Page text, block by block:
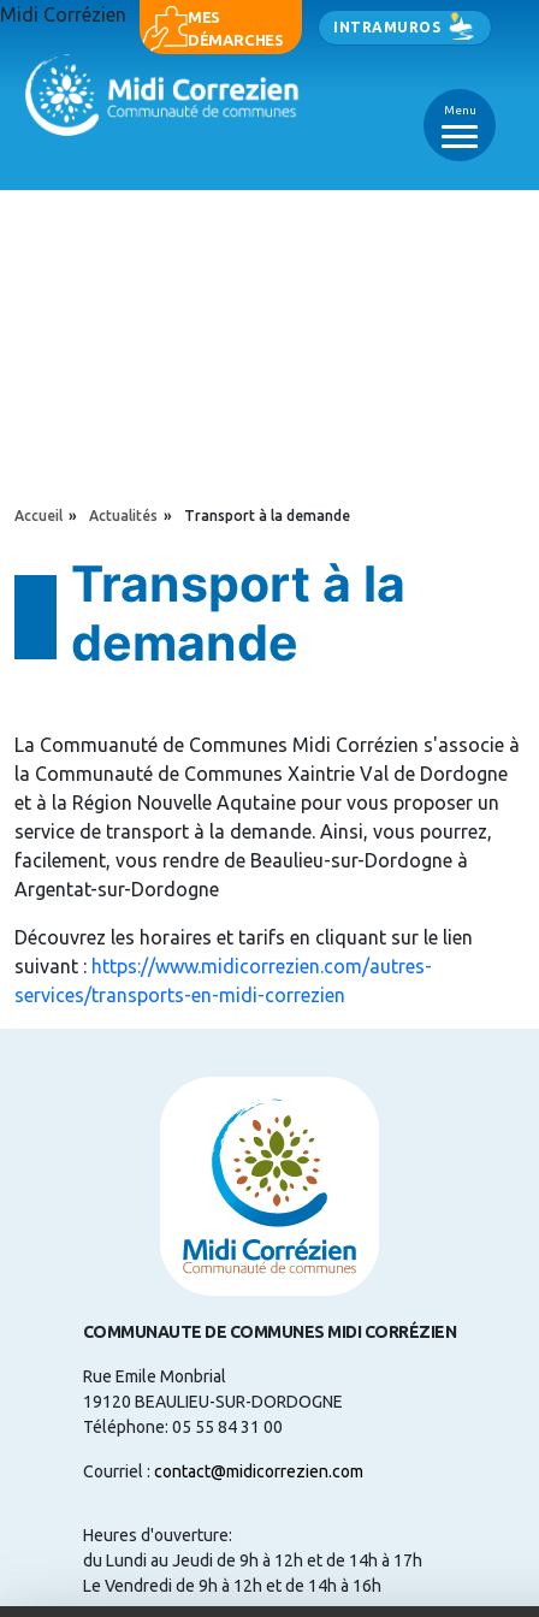
Aller au contenu principal
Midi Corrézien
MES
DÉMARCHES
INTRAMUROS
Menu
_
_
YOU ARE HERE
Accueil » Actualités » Transport à la demande
Transport à la
demande
La Commuanuté de Communes Midi Corrézien s'associe à
la Communauté de Communes Xaintrie Val de Dordogne
et à la Région Nouvelle Aqutaine pour vous proposer un
service de transport à la demande. Ainsi, vous pourrez,
facilement, vous rendre de Beaulieu-sur-Dordogne à
Argentat-sur-Dordogne
Découvrez les horaires et tarifs en cliquant sur le lien
suivant : https://www.midicorrezien.com/autres-
services/transports-en-midi-correzien
COMMUNAUTE DE COMMUNES MIDI CORRÉZIEN
Rue Emile Monbrial
19120 BEAULIEU-SUR-DORDOGNE
Téléphone: 05 55 84 31 00
Courriel : contact@midicorrezien.com
Heures d'ouverture:
du Lundi au Jeudi de 9h à 12h et de 14h à 17h
Le Vendredi de 9h à 12h et de 14h à 16h
Panneau de gestion des cookies